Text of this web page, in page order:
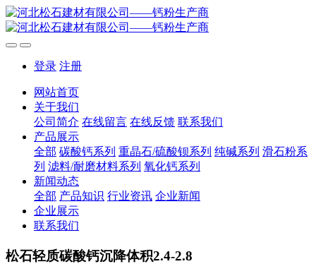
登录 注册
网站首页
关于我们
公司简介 在线留言 在线反馈 联系我们
产品展示
全部 碳酸钙系列 重晶石/硫酸钡系列 纯碱系列 滑石粉系
列 滤料/耐磨材料系列 氧化钙系列
新闻动态
全部 产品知识 行业资讯 企业新闻
企业展示
联系我们
松石轻质碳酸钙沉降体积2.4-2.8